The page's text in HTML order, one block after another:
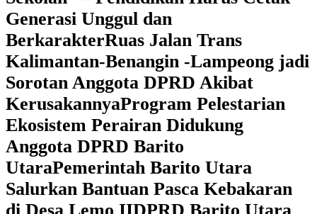
Generasi Unggul dan
BerkarakterRuas Jalan Trans
Kalimantan-Benangin -Lampeong jadi
Sorotan Anggota DPRD Akibat
KerusakannyaProgram Pelestarian
Ekosistem Perairan Didukung
Anggota DPRD Barito
UtaraPemerintah Barito Utara
Salurkan Bantuan Pasca Kebakaran